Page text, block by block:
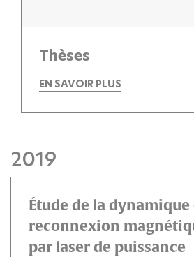
Thèses
EN SAVOIR PLUS
2019
Étude de la dynamique
reconnexion
par laser de puissance